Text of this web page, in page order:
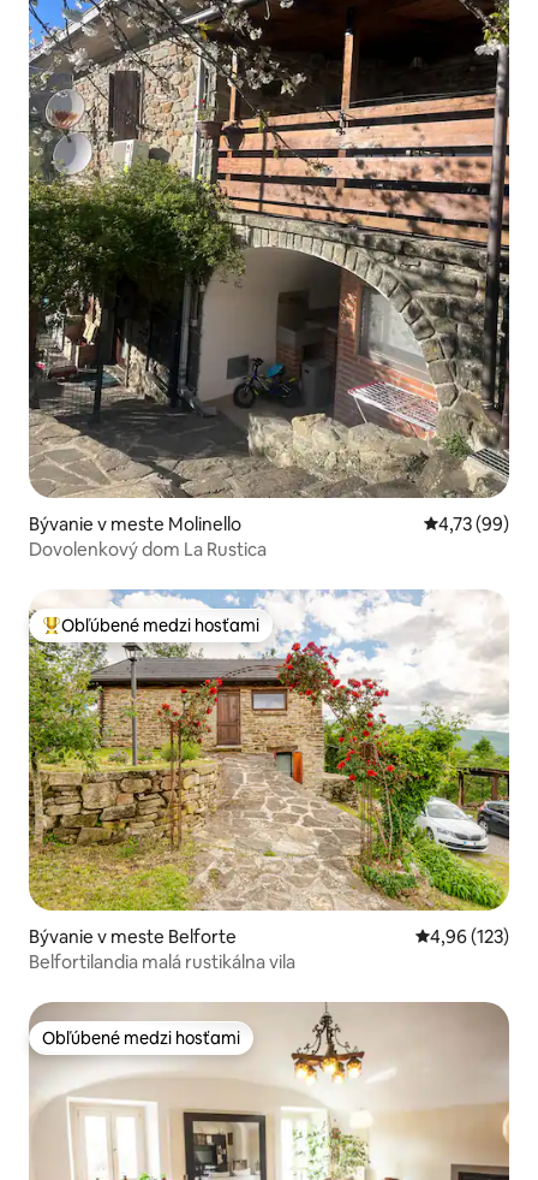
Bývanie v meste Molinello Priemerné
4,73 (99)
Dovolenkový dom La Rustica
Najobľúbenejšie medzi hosťami
Obľúbené medzi hosťami
Bývanie v meste Belforte Priemerné
4,96 (123)
Belfortilandia malá rustikálna vila
Obľúbené medzi hosťami
Obľúbené medzi hosťami